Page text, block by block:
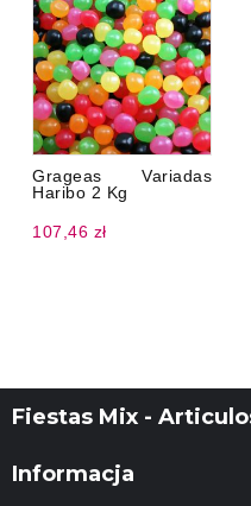
Grageas Variadas
Haribo 2 Kg
107,46 zł
Fiestas Mix -
Informacja